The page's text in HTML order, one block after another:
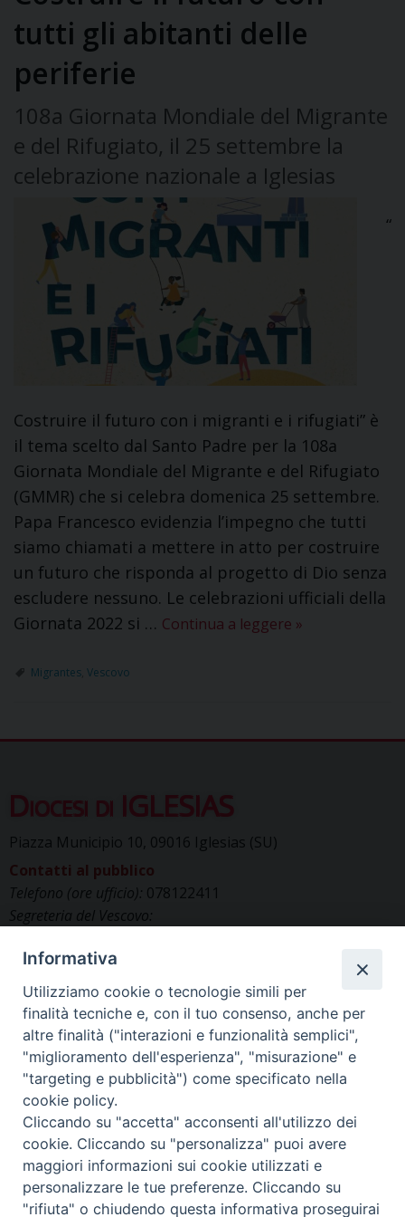
tutti gli abitanti delle
periferie
108a Giornata Mondiale del Migrante
e del Rifugiato, il 25 settembre la
celebrazione nazionale a Iglesias
“
Costruire il futuro con i migranti e i rifugiati” è
il tema scelto dal Santo Padre per la 108a
Giornata Mondiale del Migrante e del Rifugiato
(GMMR) che si celebra domenica 25 settembre.
Papa Francesco evidenzia l’impegno che tutti
siamo chiamati a mettere in atto per costruire
un futuro che risponda al progetto di Dio senza
escludere nessuno. Le celebrazioni ufficiali della
Giornata 2022 si … Continua a leggere »
Migrantes Vescovo
o
t
N
a
v
i
g
o
n
Diocesi di IGLESIAS
Piazza Municipio 10, 09016 Iglesias (SU)
Contatti al pubblico
Telefono (ore ufficio): 078122411
Segreteria del Vescovo:
Uffici di Curia:curia_iglesias@libero.it
Cancelleria (richiesta documenti):
canc.curia.iglesias@tiscali.it
Comunicazione & media (ufficio stampa):
ucs.iglesias@gmail.com
Informativa
Utilizziamo cookie o tecnologie simili per
finalità tecniche e, con il tuo consenso, anche per
altre finalità ("interazioni e funzionalità semplici",
"miglioramento dell'esperienza", "misurazione" e
"targeting e pubblicità") come specificato nella
cookie policy.
Cliccando su "accetta" acconsenti all'utilizzo dei
cookie. Cliccando su "personalizza" puoi avere
maggiori informazioni sui cookie utilizzati e
personalizzare le tue preferenze. Cliccando su
"rifiuta" o chiudendo questa informativa proseguirai